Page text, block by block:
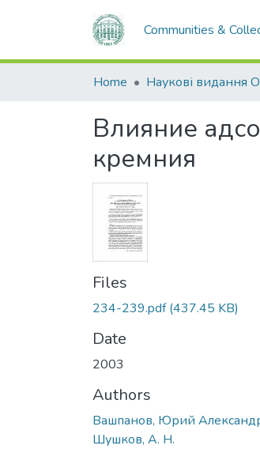
Communities &
Home
Влияние
кремния
Files
234-239.pdf(437.45 KB)
Date
2003
Authors
Вашпанов, Юрий
Шушков, А. Н.